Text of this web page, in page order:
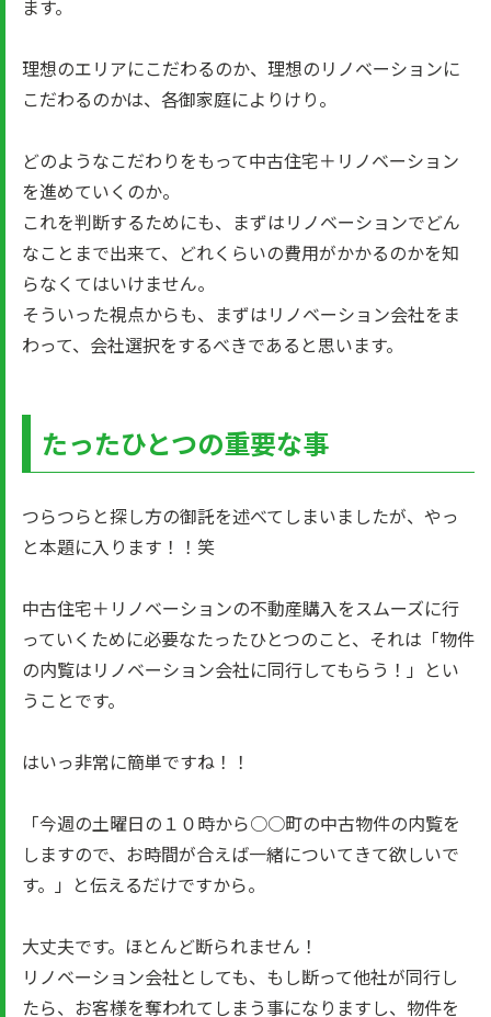
ます。
理想のエリアにこだわるのか、理想のリノベーションに
こだわるのかは、各御家庭によりけり。
どのようなこだわりをもって中古住宅＋リノベーション
を進めていくのか。
これを判断するためにも、まずはリノベーションでどん
なことまで出来て、どれくらいの費用がかかるのかを知
らなくてはいけません。
そういった視点からも、まずはリノベーション会社をま
わって、会社選択をするべきであると思います。
たったひとつの重要な事
つらつらと探し方の御託を述べてしまいましたが、やっ
と本題に入ります！！笑
中古住宅＋リノベーションの不動産購入をスムーズに行
っていくために必要なたったひとつのこと、それは「物件
の内覧はリノベーション会社に同行してもらう！」とい
うことです。
はいっ非常に簡単ですね！！
「今週の土曜日の１０時から○○町の中古物件の内覧を
しますので、お時間が合えば一緒についてきて欲しいで
す。」と伝えるだけですから。
大丈夫です。ほとんど断られません！
リノベーション会社としても、もし断って他社が同行し
たら、お客様を奪われてしまう事になりますし、物件を